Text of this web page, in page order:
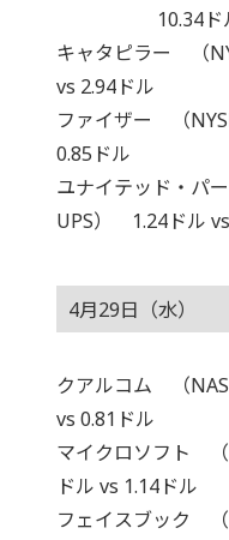
10.34ドル
キャタピラー （
vs 2.94ドル
ファイザー （
0.85ドル
ユナイテッド・パ
UPS） 1.24ドル
4月29日（水）
クアルコム （
vs 0.81ドル
マイクロソフト
ドル vs 1.14ドル
フェイスブック